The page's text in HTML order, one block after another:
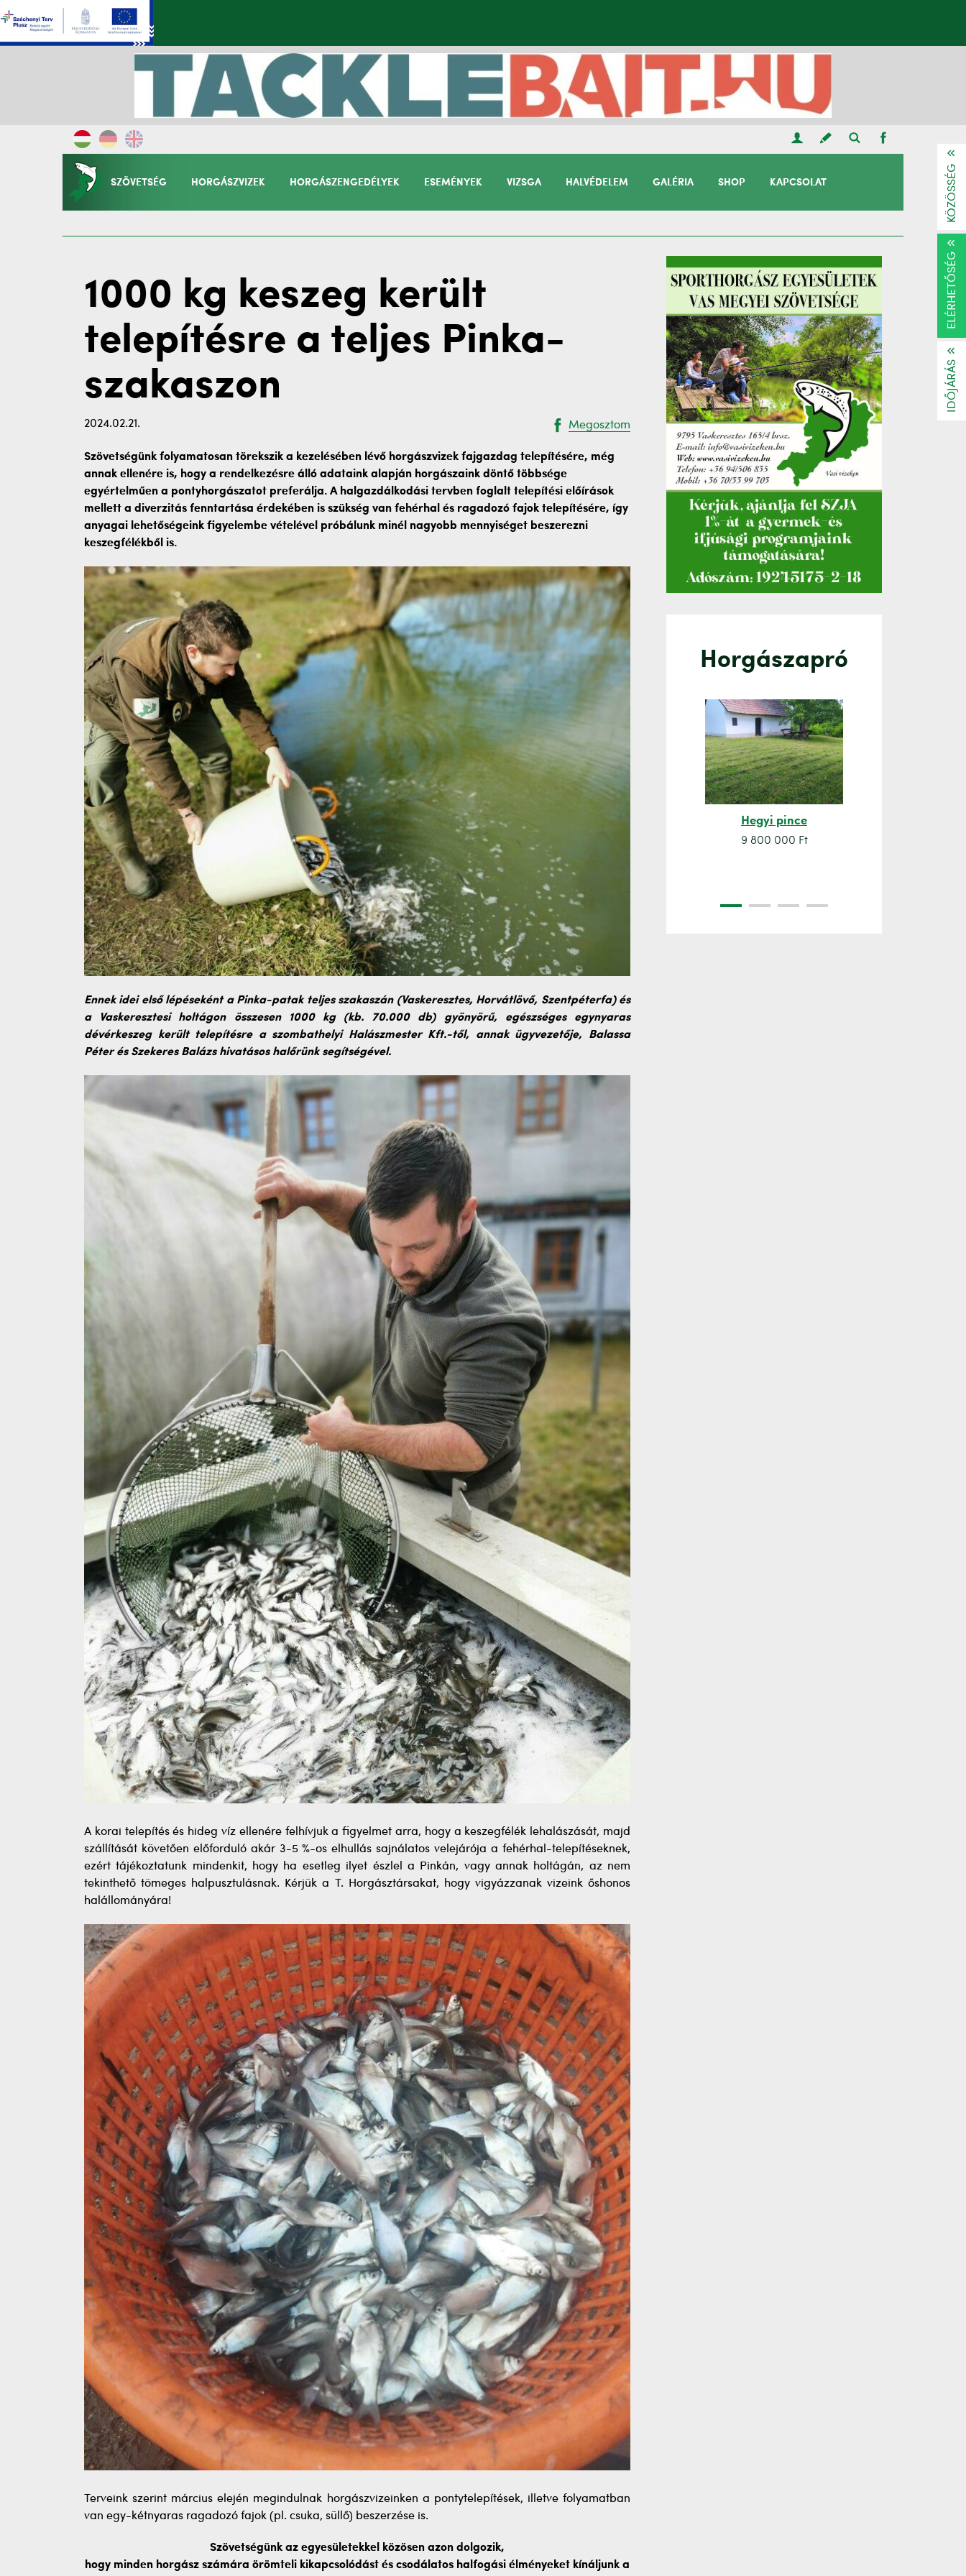
SZÖVETSÉG HORGÁSZVIZEK HORGÁSZENGEDÉLYEK ESEMÉNYEK VIZSGA HALVÉDELEM GALÉRIA SHOP KAPCSOLAT
1000 kg keszeg került
telepítésre a teljes Pinka-
szakaszon
2024.02.21. Megosztom
Szövetségünk folyamatosan törekszik a kezelésében lévő horgászvizek fajgazdag telepítésére, még
annak ellenére is, hogy a rendelkezésre álló adataink alapján horgászaink döntő többsége
egyértelműen a pontyhorgászatot preferálja. A halgazdálkodási tervben foglalt telepítési előírások
mellett a diverzitás fenntartása érdekében is szükség van fehérhal és ragadozó fajok telepítésére, így
anyagai lehetőségeink figyelembe vételével próbálunk minél nagyobb mennyiséget beszerezni
keszegfélékből is.
Ennek idei első lépéseként a Pinka-patak teljes szakaszán (Vaskeresztes, Horvátlövő, Szentpéterfa) és
a Vaskeresztesi holtágon összesen 1000 kg (kb. 70.000 db) gyönyörű, egészséges egynyaras
dévérkeszeg került telepítésre a szombathelyi Halászmester Kft.-től, annak ügyvezetője, Balassa
Péter és Szekeres Balázs hivatásos halőrünk segítségével.
A korai telepítés és hideg víz ellenére felhívjuk a figyelmet arra, hogy a keszegfélék lehalászását, majd
szállítását követően előforduló akár 3-5 %-os elhullás sajnálatos velejárója a fehérhal-telepítéseknek,
ezért tájékoztatunk mindenkit, hogy ha esetleg ilyet észlel a Pinkán, vagy annak holtágán, az nem
tekinthető tömeges halpusztulásnak. Kérjük a T. Horgásztársakat, hogy vigyázzanak vizeink őshonos
halállományára!
Terveink szerint március elején megindulnak horgászvizeinken a pontytelepítések, illetve folyamatban
van egy-kétnyaras ragadozó fajok (pl. csuka, süllő) beszerzése is.
Szövetségünk az egyesületekkel közösen azon dolgozik,
hogy minden horgász számára örömteli kikapcsolódást és csodálatos halfogási élményeket kínáljunk a
Horgászapró
Hegyi pince
9 800 000 Ft
KÖZÖSSÉG
ELÉRHETŐSÉG
IDŐJÁRÁS